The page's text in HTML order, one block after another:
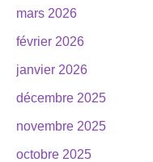
mars 2026
février 2026
janvier 2026
décembre 2025
novembre 2025
octobre 2025